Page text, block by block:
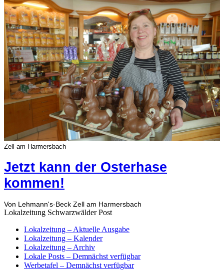
Zell am Harmersbach
Jetzt kann der Osterhase
kommen!
Von Lehmann's-Beck Zell am Harmersbach
Lokalzeitung Schwarzwälder Post
Lokalzeitung – Aktuelle Ausgabe
Lokalzeitung – Kalender
Lokalzeitung – Archiv
Lokale Posts – Demnächst verfügbar
Werbetafel – Demnächst verfügbar